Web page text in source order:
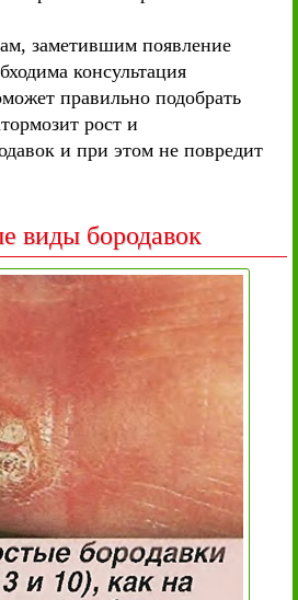
заметившим появление
консультация
правильно подобрать
рост и
и при этом не повредит
виды бородавок